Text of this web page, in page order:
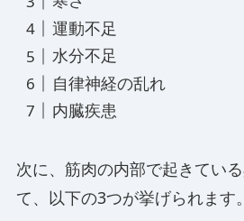
運動不足
水分不足
自律神経の乱れ
内臓疾患
次に、筋肉の内部で起きてい
て、以下の3つが挙げられます。